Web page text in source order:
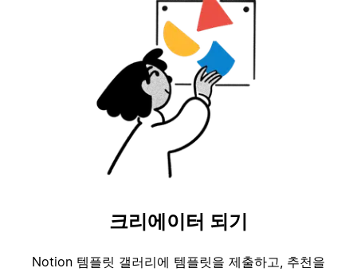
크리에이터 되기
Notion 템플릿 갤러리에 템플릿을 제출하고, 추천을